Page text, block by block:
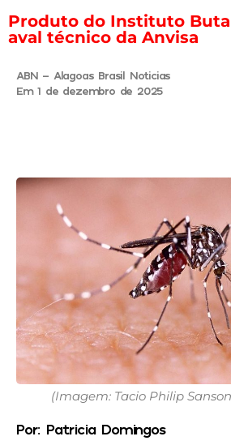
Produto do Instituto
aval técnico da Anvisa
ABN - Alagoas Brasil Noticias
Em 1 de dezembro de 2025
(Imagem: Tacio Philip
Por: Patricia Domingos